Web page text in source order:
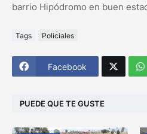
barrio Hipódromo en buen
Tags Policiales
Facebook
PUEDE QUE TE GUSTE